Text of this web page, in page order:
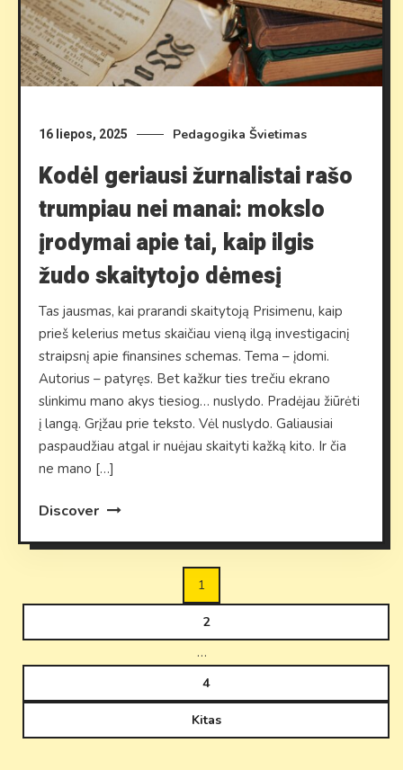
16 liepos, 2025 Pedagogika Švietimas
Kodėl geriausi žurnalistai rašo
trumpiau nei manai: mokslo
įrodymai apie tai, kaip ilgis
žudo skaitytojo dėmesį
Tas jausmas, kai prarandi skaitytoją Prisimenu, kaip
prieš kelerius metus skaičiau vieną ilgą investigacinį
straipsnį apie finansines schemas. Tema – įdomi.
Autorius – patyręs. Bet kažkur ties trečiu ekrano
slinkimu mano akys tiesiog… nuslydo. Pradėjau žiūrėti
į langą. Grįžau prie teksto. Vėl nuslydo. Galiausiai
paspaudžiau atgal ir nuėjau skaityti kažką kito. Ir čia
ne mano […]
Discover
1
2
…
4
Kitas